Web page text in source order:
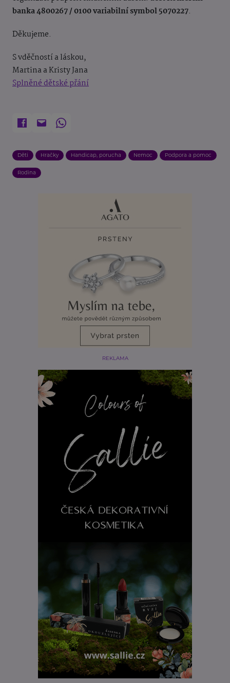
banka 4800267 / 0100 variabilní symbol 5070227.
Děkujeme.
S vděčností a láskou,
Martina a Kristy Jana
Splněné dětské přání
Děti Hračky Handicap, porucha Nemoc Podpora a pomoc
Rodina
REKLAMA